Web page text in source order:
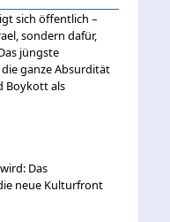
sich öffentlich –
sondern dafür,
jüngste
ganze Absurdität
Boykott als